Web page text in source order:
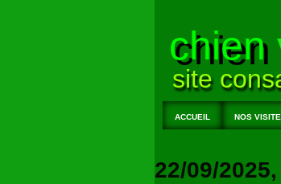
chien
site
ACCUEIL NOS
22/09/